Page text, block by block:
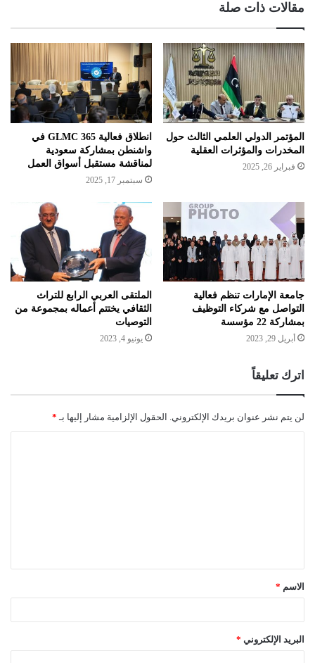
مقالات ذات صلة
المؤتمر الدولي العلمي الثالث حول
المخدرات والمؤثرات العقلية
فبراير 26, 2025
انطلاق فعالية GLMC 365 في
واشنطن بمشاركة سعودية
لمناقشة مستقبل أسواق العمل
سبتمبر 17, 2025
جامعة الإمارات تنظم فعالية
التواصل مع شركاء التوظيف
بمشاركة 22 مؤسسة
أبريل 29, 2023
الملتقى العربي الرابع للتراث
الثقافي يختتم أعماله بمجموعة من
التوصيات
يونيو 4, 2023
اترك تعليقاً
لن يتم نشر عنوان بريدك الإلكتروني. الحقول الإلزامية مشار إليها بـ *
ق
*الاسم *
البريد الإلكتروني *